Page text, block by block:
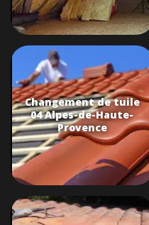
Changement de tuile
04 Alpes-de-Haute-
Provence